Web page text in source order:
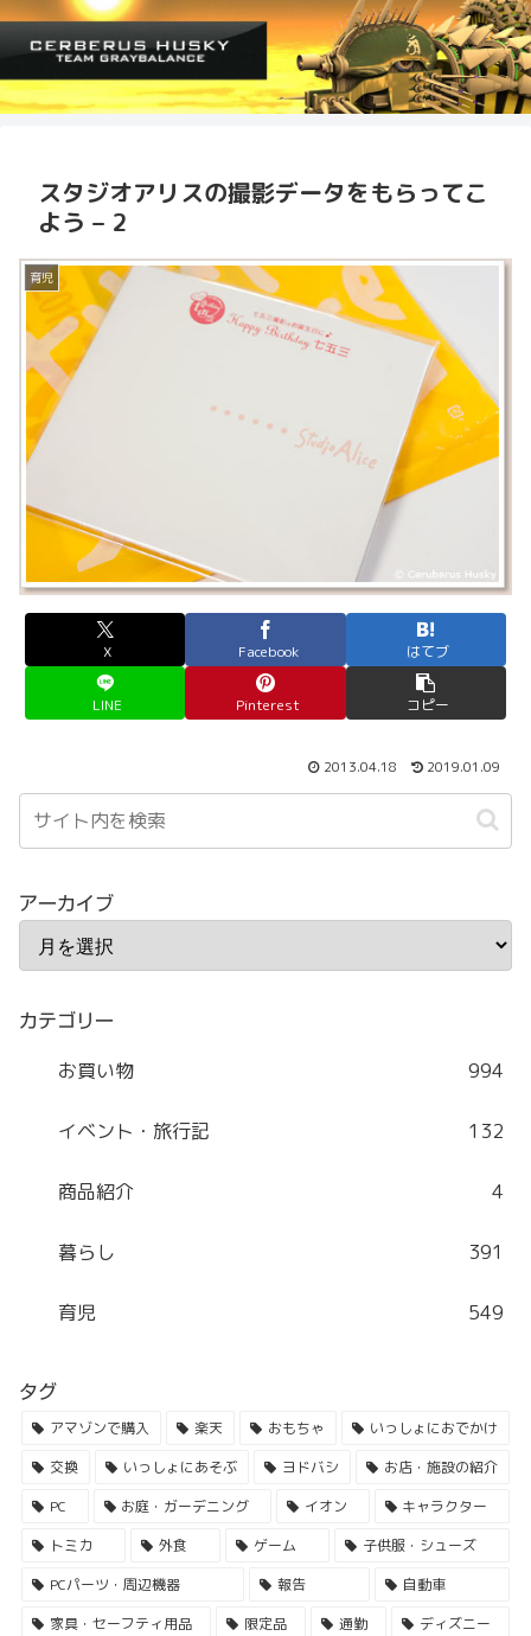
スタジオアリスの撮影データをもらってこ
よう – 2
育児
X Facebook はてブ
LINE Pinterest コピー
2013.04.18 2019.01.09
アーカイブ
カテゴリー
お買い物 994
イベント・旅行記 132
商品紹介 4
暮らし 391
育児 549
タグ
アマゾンで購入 楽天 おもちゃ
いっしょにおでかけ
交換
いっしょにあそぶ ヨドバシ
お店・施設の紹介
PC
お庭・ガーデニング イオン
キャラクター
トミカ
外食 ゲーム
子供服・シューズ
PCパーツ・周辺機器
報告
自動車
家具・セーフティ用品
限定品 通勤
ディズニー